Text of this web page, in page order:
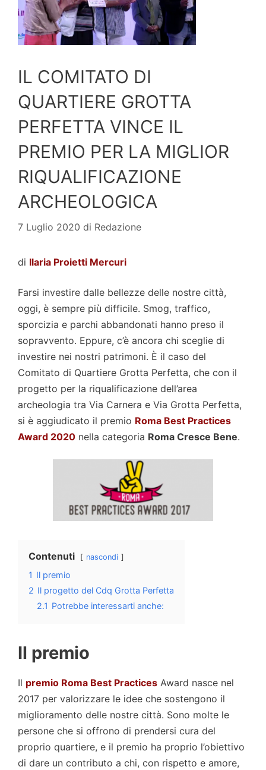
IL COMITATO DI
QUARTIERE GROTTA
PERFETTA VINCE IL
PREMIO PER LA MIGLIOR
RIQUALIFICAZIONE
ARCHEOLOGICA
7 Luglio 2020 di Redazione
di Ilaria Proietti Mercuri
Farsi investire dalle bellezze delle nostre città,
oggi, è sempre più difficile. Smog, traffico,
sporcizia e parchi abbandonati hanno preso il
sopravvento. Eppure, c’è ancora chi sceglie di
investire nei nostri patrimoni. È il caso del
Comitato di Quartiere Grotta Perfetta, che con il
progetto per la riqualificazione dell’area
archeologia tra Via Carnera e Via Grotta Perfetta,
si è aggiudicato il premio Roma Best Practices
Award 2020 nella categoria Roma Cresce Bene.
Contenuti nascondi
1 Il premio
2 Il progetto del Cdq Grotta Perfetta
2.1 Potrebbe interessarti anche:
Il premio
Il premio Roma Best Practices Award nasce nel
2017 per valorizzare le idee che sostengono il
miglioramento delle nostre città. Sono molte le
persone che si offrono di prendersi cura del
proprio quartiere, e il premio ha proprio l’obiettivo
di dare un contributo a chi, con rispetto e amore,